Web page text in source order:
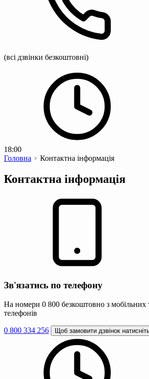
(всі дзвінки безкоштовні)
18:00
Головна
Контактна інформація
Контактна інформація
Зв'язатись по телефону
На номери 0 800 безкоштовно з мобільних
телефонів
0 800 334 256 Щоб замовити дзвінок